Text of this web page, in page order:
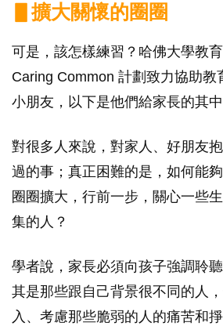
▋擴大關懷的圈圈
可是，該怎樣練習？哈佛大學教
Caring Common 計劃致力協助教
小朋友，以下是他們給家長的其中
對很多人來說，對家人、好朋友
過的事；真正困難的是，如何能
圈圈擴大，行前一步，關心一些
集的人？
學者說，家長必須向孩子強調聆
其是那些跟自己背景很不同的人
入、考慮那些脆弱的人的痛苦和